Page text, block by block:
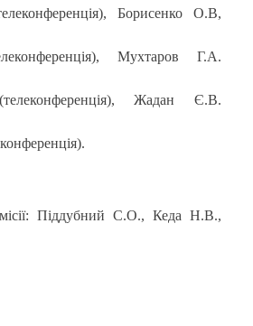
Борисенко О.В,
Мухтаров Г.А.
Жадан Є.В.
Піддубний С.О., Кеда Н.В.,